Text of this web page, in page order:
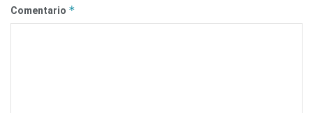
Comentario *